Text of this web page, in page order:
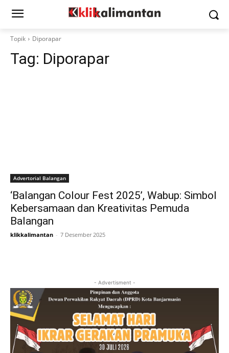
Topik Diporapar
Tag: Diporapar
Advertorial Balangan
‘Balangan Colour Fest 2025’, Wabup: Simbol
Kebersamaan dan Kreativitas Pemuda
Balangan
klikkalimantan - 7 Desember 2025
- Advertisment -